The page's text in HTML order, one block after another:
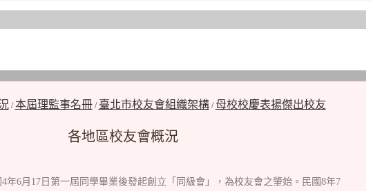
/本屆理監事名冊/ 臺北市校友會組織架構/ 母校校慶表揚傑出校友
各地區校友會概況
年6月17日第一屆同學畢業後發起創立「同級會」，為校友會之肇始。民國8年7